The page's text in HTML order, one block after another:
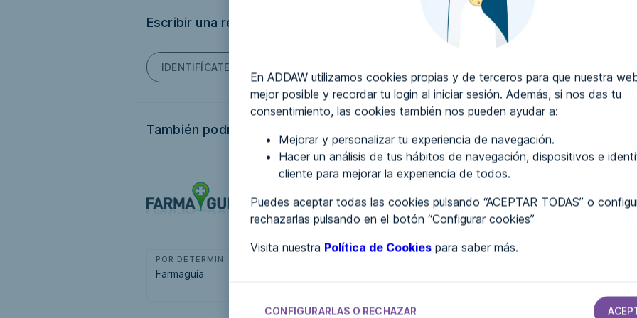
En ADDAW utilizamos cookies propias y de terceros para que nuestra
mejor posible y recordar tu login al iniciar sesión. Además, si nos das tu
consentimiento, las cookies también nos pueden ayudar a:
Mejorar y personalizar tu experiencia de navegación.
Hacer un análisis de tus hábitos de navegación, dispositivos e
cliente para mejorar la experiencia de todos.
Puedes aceptar todas las cookies pulsando “ACEPTAR TODAS” o
rechazarlas pulsando en el botón “Configurar cookies”
Visita nuestra Política de Cookies para saber más.
CONFIGURARLAS O RECHAZAR
Escribir una reseña
IDENTIFÍCATE PARA PODER ESCRIBIR COMENTARIOS
También podría interesarte...
POR DETERMINAR
Farmaguía
2025